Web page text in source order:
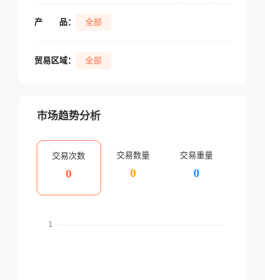
产 品： 全部
贸易区域： 全部
市场趋势分析
交易次数
0
交易数量
0
交易重量
0